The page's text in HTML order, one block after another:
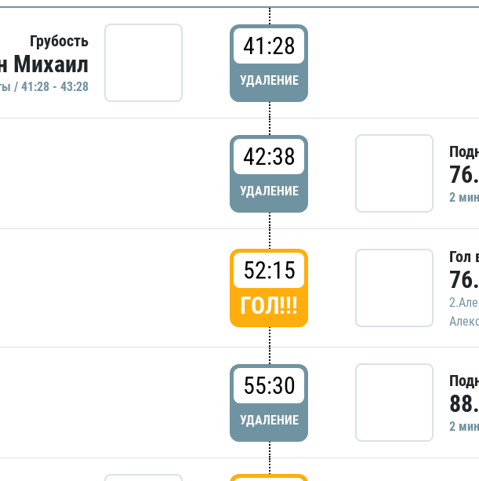
Грубость
Михаил
/ 41:28 - 43:28
41:28
УДАЛЕНИЕ
42:38
УДАЛЕНИЕ 2
52:15
ГОЛ!!!
Гол
55:30
УДАЛЕНИЕ 2